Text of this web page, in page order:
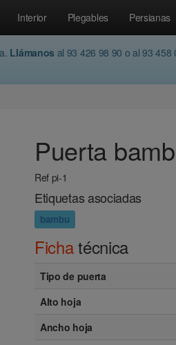
Interior Plegables Persianas
Llámanos al 93 426 98 90 o al 93
Puerta
Ref pi-1
Etiquetas asociadas
bambu
Fichatécnica
Tipo de puerta
Alto hoja
Ancho hoja